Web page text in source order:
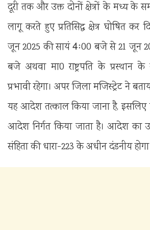
दूरी तक और उक्त दोनों क्षेत्रों के मध्य के
लागू करते हुए प्रतिसिद्व क्षेत्र घोषित
जून 2025 की सायं 4ः00 बजे से 21 जून
बजे अथवा मा0 राष्ट्रपति के प्रस्थान
प्रभावी रहेगा। अपर जिला मजिस्ट्रेट ने
यह आदेश तत्काल किया जाना है,
आदेश निर्गत किया जाता है। आदेश का
संहिता की धारा-223 के अधीन दंडनीय